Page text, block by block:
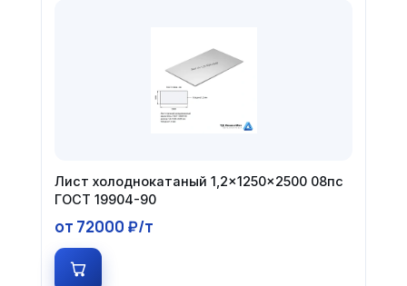
Лист холоднокатаный 1,2×1250×2500 08пс
ГОСТ 19904-90
от 72000 ₽/т